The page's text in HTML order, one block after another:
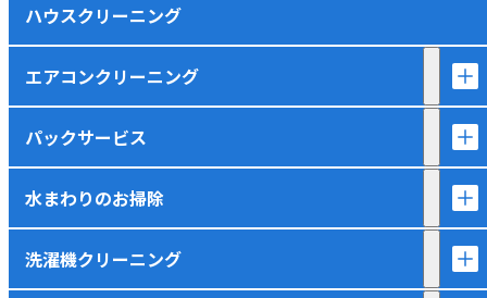
ハウスクリーニング
エアコンクリーニング
パックサービス
水まわりのお掃除
洗濯機クリーニング